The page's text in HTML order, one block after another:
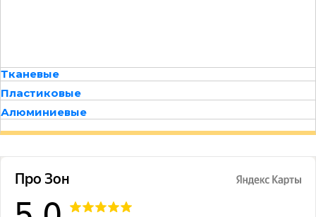
Тканевые
Пластиковые
Алюминиевые